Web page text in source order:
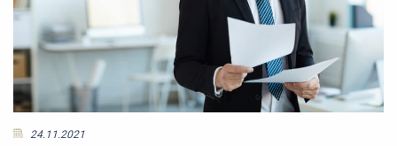
24.11.2021